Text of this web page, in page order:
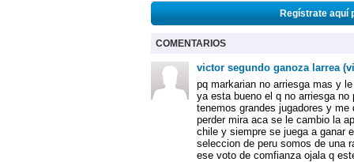
Regístrate aquí
COMENTARIOS
victor segundo ganoza larrea
pq markarian no arriesga mas y
ya esta bueno el q no arriesga
tenemos grandes jugadores y
perder mira aca se le cambio la
chile y siempre se juega a ganar
seleccion de peru somos de una
ese voto de comfianza ojala q